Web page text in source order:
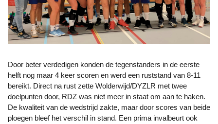
Door beter verdedigen konden de tegenstanders in de eerste
helft nog maar 4 keer scoren en werd een ruststand van 8-11
bereikt. Direct na rust zette Wolderwijd/DYZLR met twee
doelpunten door, RDZ was niet meer in staat om aan te haken.
De kwaliteit van de wedstrijd zakte, maar door scores van beide
ploegen bleef het verschil in stand. Een prima invalbeurt ook